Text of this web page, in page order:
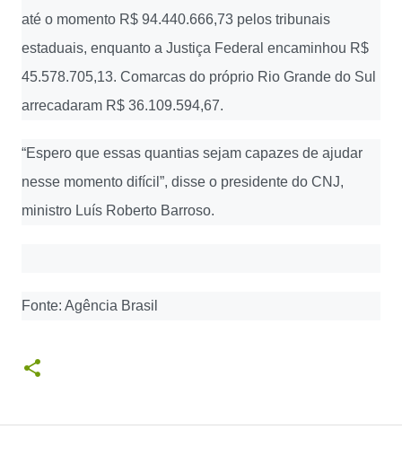
até o momento R$ 94.440.666,73 pelos tribunais
estaduais, enquanto a Justiça Federal encaminhou R$
45.578.705,13. Comarcas do próprio Rio Grande do Sul
arrecadaram R$ 36.109.594,67.
“Espero que essas quantias sejam capazes de ajudar
nesse momento difícil”, disse o presidente do CNJ,
ministro Luís Roberto Barroso.
Fonte: Agência Brasil